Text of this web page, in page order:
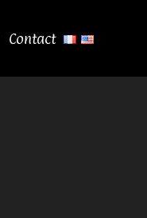
Contact